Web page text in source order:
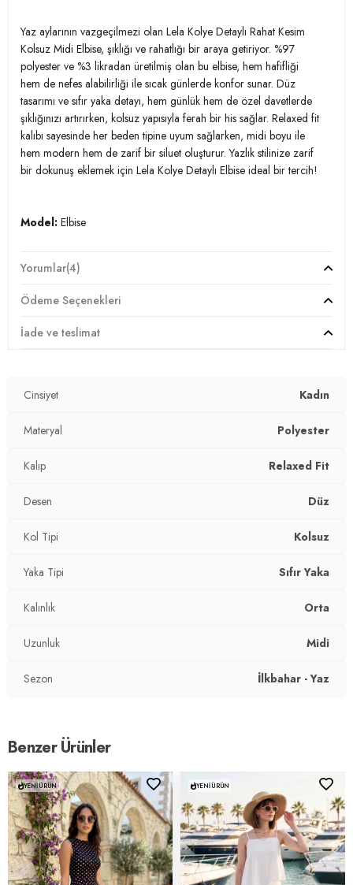
Yaz aylarının vazgeçilmezi olan Lela Kolye Detaylı Rahat Kesim
Kolsuz Midi Elbise, şıklığı ve rahatlığı bir araya getiriyor. %97
polyester ve %3 likradan üretilmiş olan bu elbise, hem hafifliği
hem de nefes alabilirliği ile sıcak günlerde konfor sunar. Düz
tasarımı ve sıfır yaka detayı, hem günlük hem de özel davetlerde
şıklığınızı artırırken, kolsuz yapısıyla ferah bir his sağlar. Relaxed fit
kalıbı sayesinde her beden tipine uyum sağlarken, midi boyu ile
hem modern hem de zarif bir siluet oluşturur. Yazlık stilinize zarif
bir dokunuş eklemek için Lela Kolye Detaylı Elbise ideal bir tercih!
Model: Elbise
Mevsim:
Materyal: %97 Polyester %3 Licra
Kol Tipi:
Kumaş Tipi:
Boy:
Uzunluk:
Kalınlık:
Kalıp Bilgisi:
Yaş Grubu:
Menşei:
Yorumlar(4)
Ödeme Seçenekleri
İade ve teslimat
Cinsiyet Kadın
Materyal Polyester
Kalıp Relaxed Fit
Desen Düz
Kol Tipi Kolsuz
Yaka Tipi Sıfır Yaka
Kalınlık Orta
Uzunluk Midi
Sezon İlkbahar - Yaz
Benzer Ürünler
YENI ÜRÜN YENI ÜRÜN